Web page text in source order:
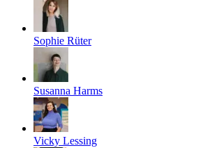
Sophie Rüter
Susanna Harms
Vicky Lessing